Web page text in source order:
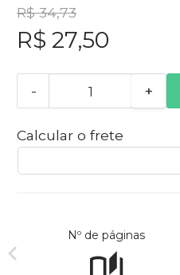
R$ 34,73
R$ 27,50
- +
Calcular o frete
Nº de páginas